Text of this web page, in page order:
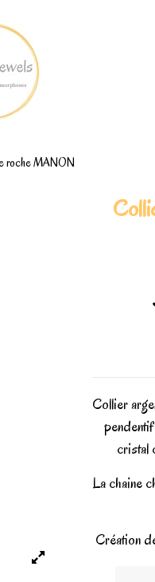
roche MANON
Collier
cristal
La chaine
Création